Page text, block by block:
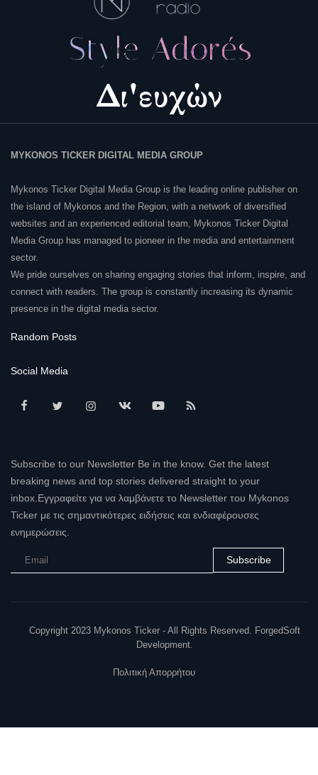
MYKONOS TICKER DIGITAL MEDIA GROUP
Mykonos Ticker Digital Media Group is the leading online publisher on
the island of Mykonos and the Region, with a network of diversified
websites and an experienced editorial team, Mykonos Ticker Digital
Media Group has managed to pioneer in the media and entertainment
sector.
We pride ourselves on sharing engaging stories that inform, inspire, and
connect with readers. The group is constantly increasing its dynamic
presence in the digital media sector.
Random Posts
Social Media
Subscribe to our Newsletter Be in the know. Get the latest
breaking news and top stories delivered straight to your
inbox.Εγγραφείτε για να λαμβάνετε το Newsletter του Mykonos
Ticker με τις σημαντικότερες ειδήσεις και ενδιαφέρουσες
ενημερώσεις.
Subscribe
Copyright 2023 Mykonos Ticker - All Rights Reserved. ForgedSoft
Development.
Πολιτική Απορρήτου